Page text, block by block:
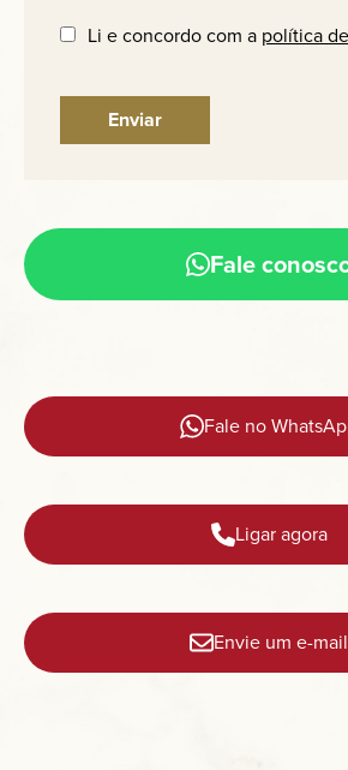
Li e concordo com a política
Fale
Fale no
Ligar agora
Envie um e-mail